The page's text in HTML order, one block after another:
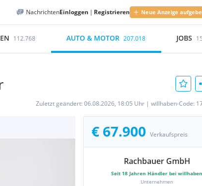
NachrichtenEinloggen | Registrieren Neue Anzeige
112.768 AUTO & MOTOR 207.018 JOBS
Zuletzt geändert: 06.08.2026, 18:05 Uhr | willhaben-Code:
€ 67.900 Verkaufspreis
Rachbauer GmbH
Seit 18 Jahren Händler bei willhaben
Unternehmen